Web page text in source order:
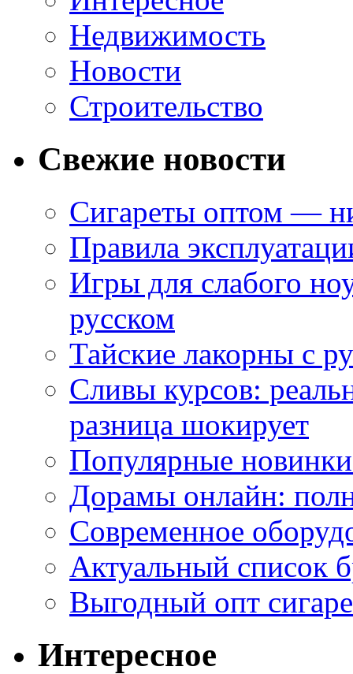
Недвижимость
Новости
Строительство
Свежие новости
Сигареты оптом —
Правила
Игры для слабого
русском
Тайские лакорны с
Сливы курсов:
разница шокирует
Популярные
Дорамы онлайн:
Современное
Актуальный список
Выгодный опт
Интересное